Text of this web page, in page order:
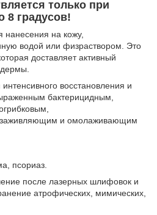
только при
8 градусов!
нанесения на кожу,
водой или физраствором. Это
доставляет активный
восстановления и
бактерицидным,
заживляющим и омолаживающим
псориаз.
после лазерных шлифовок и
атрофических, мимических,